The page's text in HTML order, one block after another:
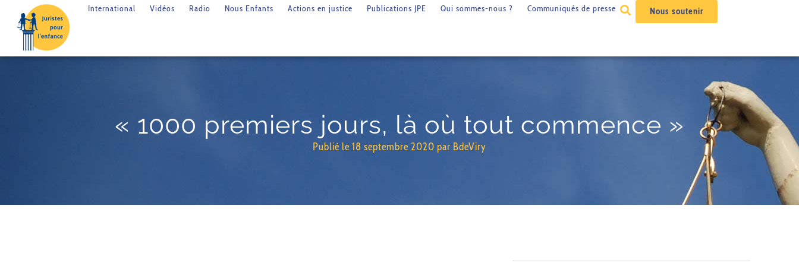
International Vidéos Radio Nous Enfants Actions en justice Publications JPE Qui sommes-nous ? Communiqués de presse Nous soutenir
« 1000 premiers jours, là où tout commence »
Publié le 18 septembre 2020 par BdeViry